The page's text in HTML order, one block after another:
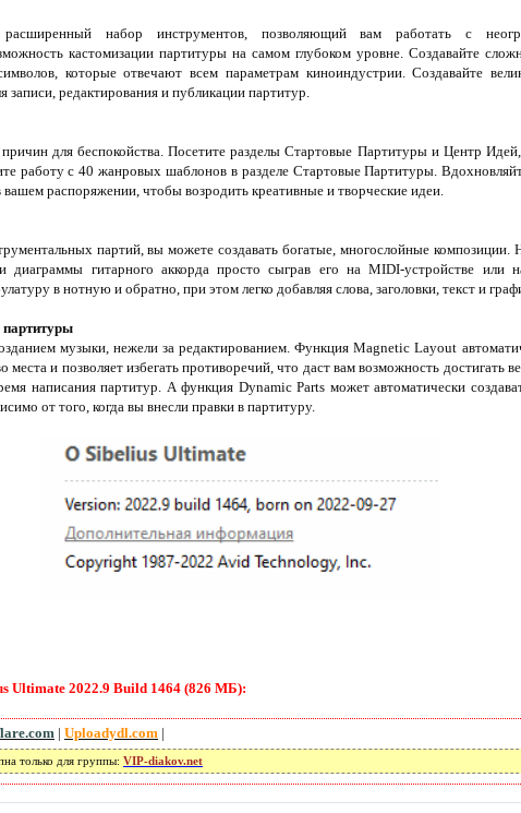
набор инструментов, позволяющий вам работать с
кастомизации партитуры на самом глубоком уровне. Создавайте
которые отвечают всем параметрам киноиндустрии. Создавайте
редактирования и публикации партитур.
для беспокойства. Посетите разделы Стартовые Партитуры и Центр
работу с 40 жанровых шаблонов в разделе Стартовые Партитуры.
распоряжении, чтобы возродить креативные и творческие идеи.
партий, вы можете создавать богатые, многослойные композиции.
диаграммы гитарного аккорда просто сыграв его на MIDI-устройстве или
в нотную и обратно, при этом легко добавляя слова, заголовки, текст и
партитуры
музыки, нежели за редактированием. Функция Magnetic Layout
места и позволяет избегать противоречий, что даст вам возможность достигать
написания партитур. А функция Dynamic Parts может автоматически
от того, когда вы внесли правки в партитуру.
Ultimate 2022.9 Build 1464 (826 МБ):
| Uploadydl.com |
только для группы: VIP-diakov.net